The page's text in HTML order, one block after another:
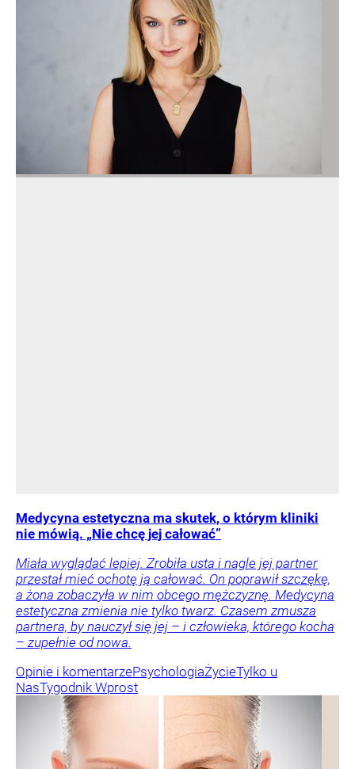
Medycyna estetyczna ma skutek, o którym kliniki
nie mówią. „Nie chcę jej całować”
Miała wyglądać lepiej. Zrobiła usta i nagle jej partner
przestał mieć ochotę ją całować. On poprawił szczękę,
a żona zobaczyła w nim obcego mężczyznę. Medycyna
estetyczna zmienia nie tylko twarz. Czasem zmusza
partnera, by nauczył się jej – i człowieka, którego kocha
– zupełnie od nowa.
Opinie i komentarzePsychologiaŻycieTylko u
NasTygodnik Wprost